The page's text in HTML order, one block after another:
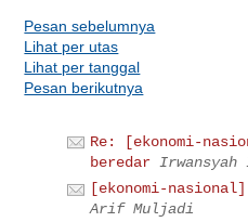
Pesan sebelumnya
Lihat per utas
Lihat per tanggal
Pesan berikutnya
Re: [ekonomi-
beredar Irwansyah
[ekonomi-
Arif Muljadi